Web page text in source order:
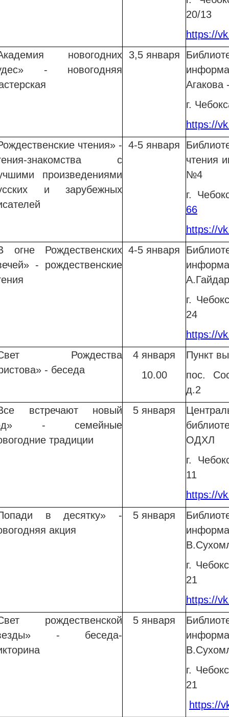
20/13
https://
новогодних
- новогодняя
3,5 января
г.
https://
чтения» -
знакомства с
произведениями
и зарубежных
4-5 января
чтения
№4
г.
66
https://
огне Рождественских
- рождественские
4-5 января
г.
24
https://
Рождества
- беседа
4 января
10.00
Пункт
пос.
д.2
встречают новый
- семейные
традиции
5 января
ОДХЛ
г.
11
https://
в десятку» -
акция
5 января
г.
21
https://
рождественской
- беседа-
5 января
г.
21
https://